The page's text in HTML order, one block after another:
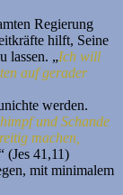
Regierung
hilft, Seine
lassen. „Ich will
auf gerader
werden.
und Schande
machen,
(Jes 41,11)
mit minimalem